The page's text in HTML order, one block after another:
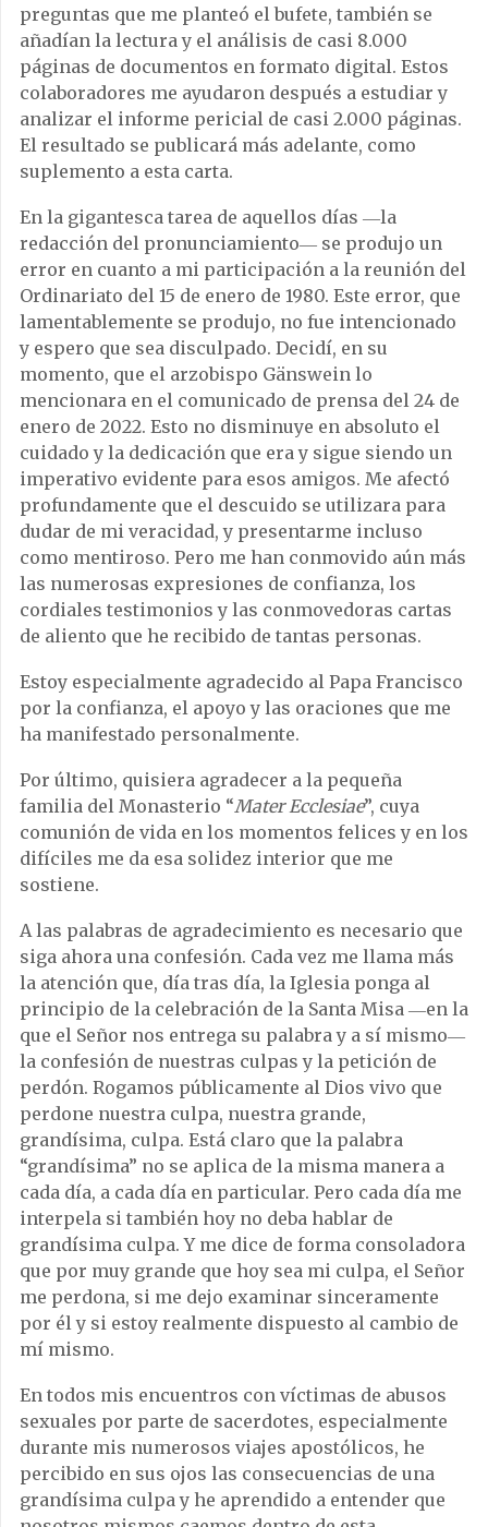
preguntas que me planteó el bufete, también se
añadían la lectura y el análisis de casi 8.000
páginas de documentos en formato digital. Estos
colaboradores me ayudaron después a estudiar y
analizar el informe pericial de casi 2.000 páginas.
El resultado se publicará más adelante, como
suplemento a esta carta.
En la gigantesca tarea de aquellos días ―la
redacción del pronunciamiento― se produjo un
error en cuanto a mi participación a la reunión del
Ordinariato del 15 de enero de 1980. Este error, que
lamentablemente se produjo, no fue intencionado
y espero que sea disculpado. Decidí, en su
momento, que el arzobispo Gänswein lo
mencionara en el comunicado de prensa del 24 de
enero de 2022. Esto no disminuye en absoluto el
cuidado y la dedicación que era y sigue siendo un
imperativo evidente para esos amigos. Me afectó
profundamente que el descuido se utilizara para
dudar de mi veracidad, y presentarme incluso
como mentiroso. Pero me han conmovido aún más
las numerosas expresiones de confianza, los
cordiales testimonios y las conmovedoras cartas
de aliento que he recibido de tantas personas.
Estoy especialmente agradecido al Papa Francisco
por la confianza, el apoyo y las oraciones que me
ha manifestado personalmente.
Por último, quisiera agradecer a la pequeña
familia del Monasterio “Mater Ecclesiae”, cuya
comunión de vida en los momentos felices y en los
difíciles me da esa solidez interior que me
sostiene.
A las palabras de agradecimiento es necesario que
siga ahora una confesión. Cada vez me llama más
la atención que, día tras día, la Iglesia ponga al
principio de la celebración de la Santa Misa ―en la
que el Señor nos entrega su palabra y a sí mismo―
la confesión de nuestras culpas y la petición de
perdón. Rogamos públicamente al Dios vivo que
perdone nuestra culpa, nuestra grande,
grandísima, culpa. Está claro que la palabra
“grandísima” no se aplica de la misma manera a
cada día, a cada día en particular. Pero cada día me
interpela si también hoy no deba hablar de
grandísima culpa. Y me dice de forma consoladora
que por muy grande que hoy sea mi culpa, el Señor
me perdona, si me dejo examinar sinceramente
por él y si estoy realmente dispuesto al cambio de
mí mismo.
En todos mis encuentros con víctimas de abusos
sexuales por parte de sacerdotes, especialmente
durante mis numerosos viajes apostólicos, he
percibido en sus ojos las consecuencias de una
grandísima culpa y he aprendido a entender que